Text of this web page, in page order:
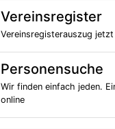
Vereinsregister
Vereinsregisterauszug
Personensuche
Wir finden einfach jeden.
online